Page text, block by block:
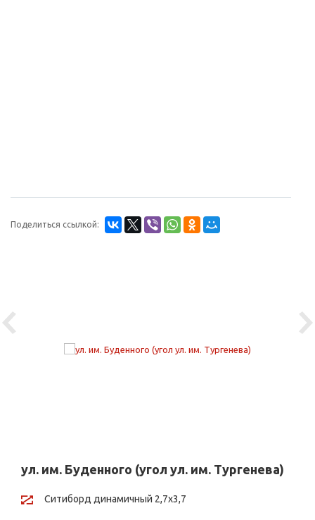
Поделиться ссылкой:
Previous
ул. им. Буденного (угол ул. им. Тургенева)
Ситиборд динамичный 2,7х3,7